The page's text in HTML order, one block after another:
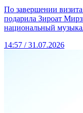
По завершении
подарила Зироат
национальный
14:57 / 31.07.2026